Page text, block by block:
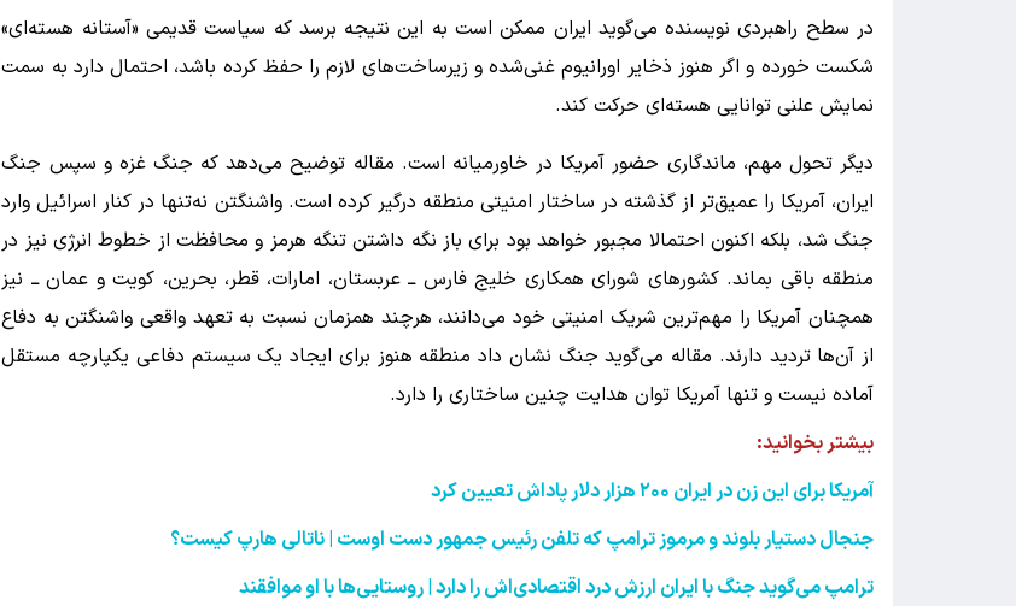
در سطح راهبردی نویسنده می‌گوید ایران ممکن است به این نتیجه برسد که سیاست قدیمی «آستانه هسته‌ای»
شکست خورده و اگر هنوز ذخایر اورانیوم غنی‌شده و زیرساخت‌های لازم را حفظ کرده باشد، احتمال دارد به سمت
نمایش علنی توانایی هسته‌ای حرکت کند.
دیگر تحول مهم، ماندگاری حضور آمریکا در خاورمیانه است. مقاله توضیح می‌دهد که جنگ غزه و سپس جنگ
ایران، آمریکا را عمیق‌تر از گذشته در ساختار امنیتی منطقه درگیر کرده است. واشنگتن نه‌تنها در کنار اسرائیل وارد
جنگ شد، بلکه اکنون احتمالا مجبور خواهد بود برای باز نگه داشتن تنگه هرمز و محافظت از خطوط انرژی نیز در
منطقه باقی بماند. کشورهای شورای همکاری خلیج فارس ــ عربستان، امارات، قطر، بحرین، کویت و عمان ــ نیز
همچنان آمریکا را مهم‌ترین شریک امنیتی خود می‌دانند، هرچند همزمان نسبت به تعهد واقعی واشنگتن به دفاع
از آن‌ها تردید دارند. مقاله می‌گوید جنگ نشان داد منطقه هنوز برای ایجاد یک سیستم دفاعی یکپارچه مستقل
آماده نیست و تنها آمریکا توان هدایت چنین ساختاری را دارد.
بیشتر بخوانید:‌
آمریکا برای این زن در ایران ۲۰۰هزار دلار پاداش تعیین کرد
جنجال دستیار بلوند و مرموز ترامپ که تلفن رئیس جمهور دست اوست | ناتالی هارپ کیست؟
ترامپ می‌گوید جنگ با ایران ارزش درد اقتصادی‌اش را دارد | روستایی‌ها با او موافقند